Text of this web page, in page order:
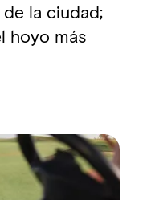
la ciudad;
hoyo más